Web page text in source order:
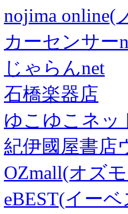
nojima online(
カーセンサー
じゃらんnet
石橋楽器店
ゆこゆこネッ
紀伊國屋書店
OZmall(オズ
eBEST(イー